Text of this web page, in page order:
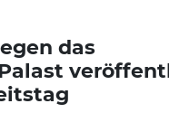
das